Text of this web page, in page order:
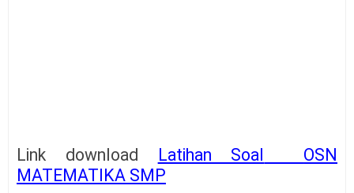
Link download Latihan Soal
OSN
MATEMATIKA SMP